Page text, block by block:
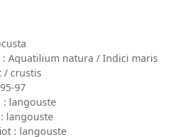
Aquatilium natura / Indici maris
/ crustis
97
: langouste
langouste
: langouste